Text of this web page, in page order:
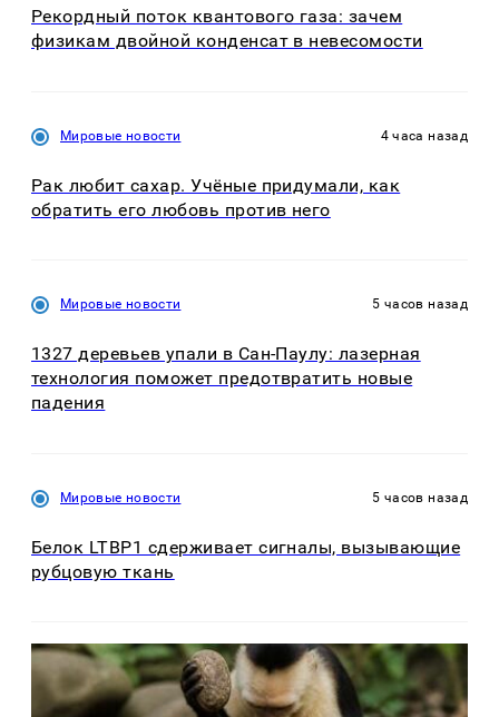
Рекордный поток квантового газа: зачем
физикам двойной конденсат в невесомости
Мировые новости 4 часа назад
Рак любит сахар. Учёные придумали, как
обратить его любовь против него
Мировые новости 5 часов назад
1327 деревьев упали в Сан-Паулу: лазерная
технология поможет предотвратить новые
падения
Мировые новости 5 часов назад
Белок LTBP1 сдерживает сигналы, вызывающие
рубцовую ткань